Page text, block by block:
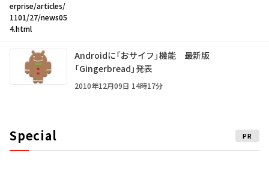
erprise/articles/
1101/27/news05
4.html
Androidに「おサイフ」機能 最新版
「Gingerbread」発表
2010年12月09日 14時17分
Special PR